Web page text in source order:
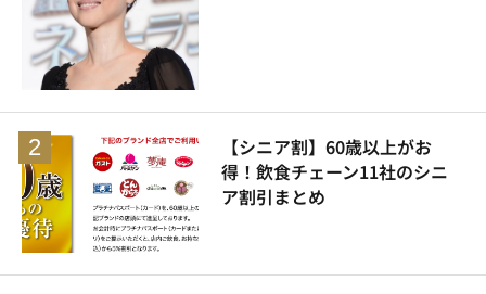
【シニア割】60歳以上がお
得！飲食チェーン11社のシニ
ア割引まとめ